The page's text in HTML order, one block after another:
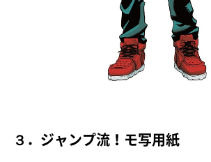
３．ジャンプ流！モ写用紙